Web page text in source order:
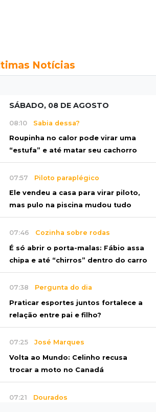
Notícias
SÁBADO, 08 DE AGOSTO
08:10 Sabia dessa?
Roupinha no calor pode virar uma
“estufa” e até matar seu cachorro
07:57 Piloto paraplégico
Ele vendeu a casa para virar piloto,
mas pulo na piscina mudou tudo
07:46 Cozinha sobre rodas
É só abrir o porta-malas: Fábio assa
chipa e até “chirros” dentro do carro
07:38 Pergunta do dia
Praticar esportes juntos fortalece a
relação entre pai e filho?
07:25 José Marques
Volta ao Mundo: Celinho recusa
trocar a moto no Canadá
07:21 Dourados